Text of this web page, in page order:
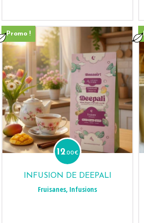
Promo !
12.00€
INFUSION DE DEEPALI
Fruisanes, Infusions